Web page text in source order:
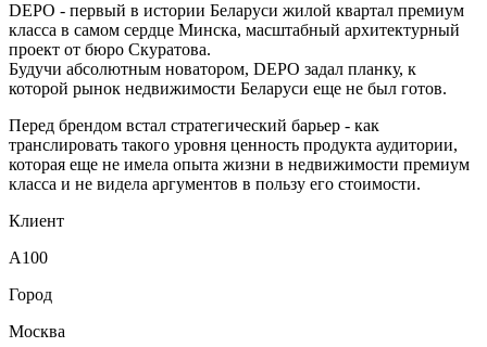
DEPO - первый в истории Беларуси жилой квартал премиум
класса в самом сердце Минска, масштабный архитектурный
проект от бюро Скуратова.
Будучи абсолютным новатором, DEPO задал планку, к
которой рынок недвижимости Беларуси еще не был готов.
Перед брендом встал стратегический барьер - как
транслировать такого уровня ценность продукта аудитории,
которая еще не имела опыта жизни в недвижимости премиум
класса и не видела аргументов в пользу его стоимости.
Клиент
А100
Город
Москва